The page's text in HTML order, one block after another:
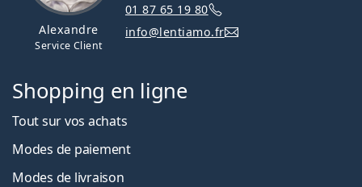
Alexandre
Service Client
01 87 65 19 80
info@lentiamo.fr
Shopping en ligne
Tout sur vos achats
Modes de paiement
Modes de livraison